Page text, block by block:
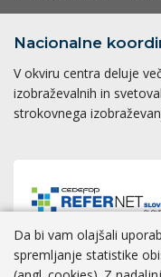
Nacionalne
V okviru centra deluje
izobraževalnih in
strokovnega
Da bi vam olajšali
spremljanje statistike